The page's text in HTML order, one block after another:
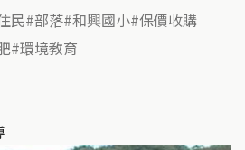
民 部落 和興國小 保價收購
環境教育